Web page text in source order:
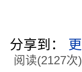
分享到：
阅读(2127次)